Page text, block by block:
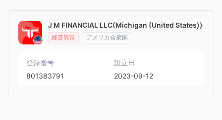
J M FINANCIAL LLC(Michigan (United States))
経営異常 アメリカ合衆国
登録番号
801383791
設立日
2023-09-12